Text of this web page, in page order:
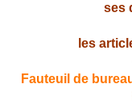
ses
les
Fauteuil de